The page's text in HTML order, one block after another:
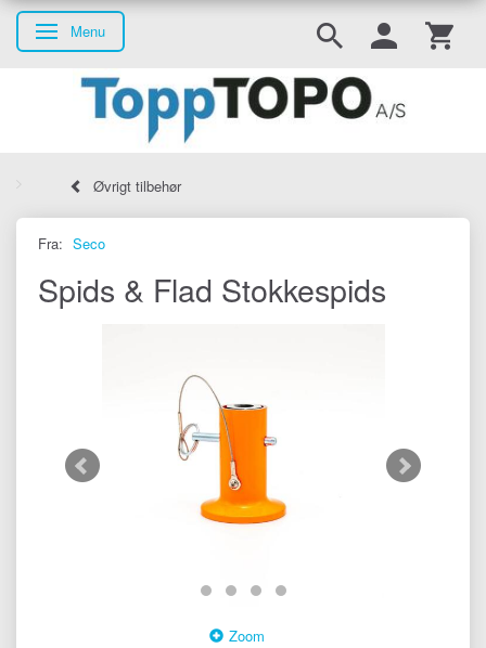
Skifte navigation
Menu
Øvrigt tilbehør
Fra: Seco
Spids & Flad Stokkespids
Zoom